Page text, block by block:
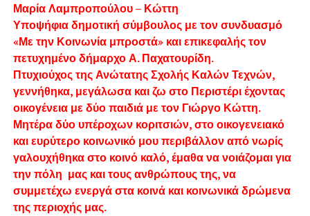
Μαρία Λαμπροπούλου – Κώττη
Υποψήφια δημοτική σύμβουλος με τον συνδυασμό
«Με την Κοινωνία μπροστά» και επικεφαλής τον
πετυχημένο δήμαρχο Α. Παχατουρίδη.
Πτυχιούχος της Ανώτατης Σχολής Καλών Τεχνών,
γεννήθηκα, μεγάλωσα και ζω στο Περιστέρι έχοντας
οικογένεια με δύο παιδιά με τον Γιώργο Κώττη.
Μητέρα δύο υπέροχων κοριτσιών, στο οικογενειακό
και ευρύτερο κοινωνικό μου περιβάλλον από νωρίς
γαλουχήθηκα στο κοινό καλό, έμαθα να νοιάζομαι για
την πόλη μας και τους ανθρώπους της, να
συμμετέχω ενεργά στα κοινά και κοινωνικά δρώμενα
της περιοχής μας.